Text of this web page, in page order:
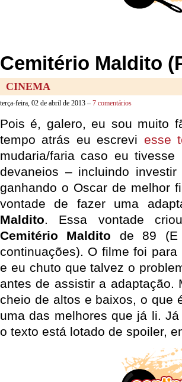
Cemitério Maldito
CINEMA
terça-feira, 02 de abril de 2013 – 7 comentários
Pois é, galero, eu sou muito
tempo atrás eu escrevi esse
mudaria/faria caso eu
devaneios – incluindo
ganhando o Oscar de melhor
vontade de fazer uma
Maldito. Essa vontade
Cemitério Maldito de 89 (E
continuações). O filme foi
e eu chuto que talvez o
antes de assistir a adaptação.
cheio de altos e baixos, o que
uma das melhores que já li.
o texto está lotado de spoiler,